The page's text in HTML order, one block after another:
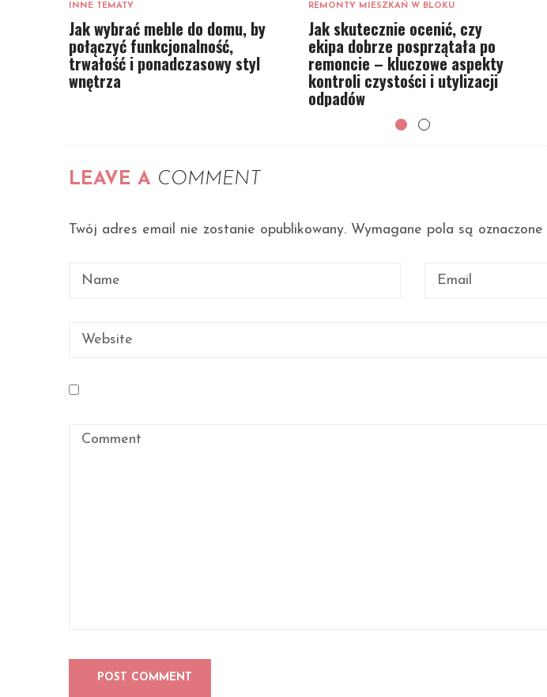
INNE TEMATY
Jak wybrać meble do domu, by
połączyć funkcjonalność,
trwałość i ponadczasowy styl
wnętrza
REMONTY MIESZKAŃ W BLOKU
Jak skutecznie ocenić, czy
ekipa dobrze posprzątała po
remoncie – kluczowe aspekty
kontroli czystości i utylizacji
odpadów
LEAVE A COMMENT
Twój adres email nie zostanie opublikowany. Wymagane pola są oznaczone